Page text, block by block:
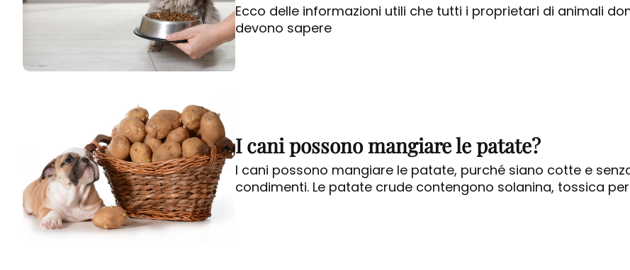
Ecco delle informazioni utili che tutti i proprietari di animali
devono sapere
I cani possono mangiare le patate?
I cani possono mangiare le patate, purché siano cotte e
condimenti. Le patate crude contengono solanina, tossica